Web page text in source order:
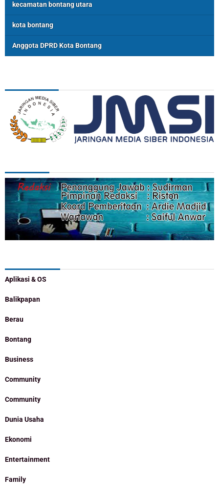
kecamatan bontang utara
kota bontang
Anggota DPRD Kota Bontang
Aplikasi & OS
Balikpapan
Berau
Bontang
Business
Community
Community
Dunia Usaha
Ekonomi
Entertainment
Family